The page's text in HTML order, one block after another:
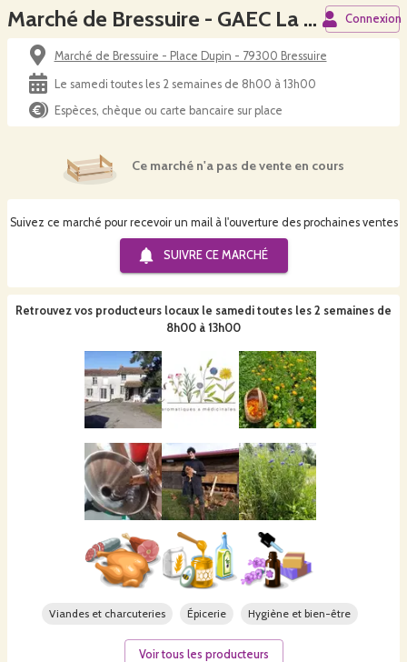
Marché de Bressuire - GAEC La Ferme au l'Ouin Connexion
Marché de Bressuire - Place Dupin - 79300 Bressuire
Le samedi toutes les 2 semaines de 8h00 à 13h00
Espèces, chèque ou carte bancaire sur place
Ce marché n'a pas de vente en cours
Suivez ce marché pour recevoir un mail à l'ouverture des prochaines ventes
SUIVRE CE MARCHÉ
Retrouvez vos producteurs locaux le samedi toutes les 2 semaines de
8h00 à 13h00
Viandes et charcuteries Épicerie Hygiène et bien-être
Voir tous les producteurs